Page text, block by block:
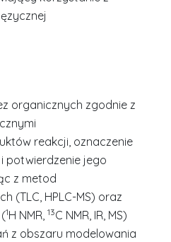
organicznych zgodnie z
reakcji, oznaczenie
potwierdzenie jego
z metod
(TLC, HPLC-MS) oraz
1H NMR,13C NMR, IR, MS)
z obszaru modelowania